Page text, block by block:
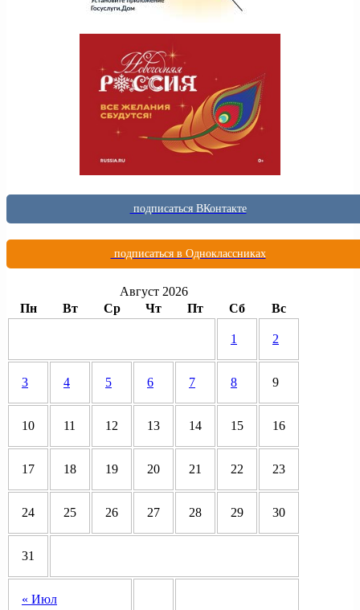
подписаться ВКонтакте
подписаться в Одноклассниках
Август 2026
Пн
Вт Ср Чт Пт Сб Вс
« Июл
1 2
3 4 5 6 7 8 9
10 11 12 13 14 15 16
17 18 19 20 21 22 23
24 25 26 27 28 29 30
31